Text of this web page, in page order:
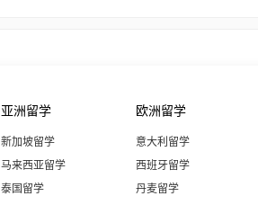
亚洲留学
新加坡留学
马来西亚留学
泰国留学
欧洲留学
意大利留学
西班牙留学
丹麦留学